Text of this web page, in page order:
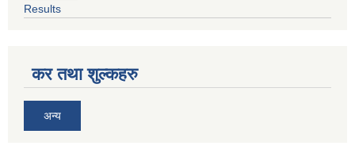
Results
कर तथा शुल्कहरु
अन्य